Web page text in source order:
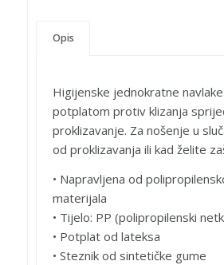
Opis
Higijenske jednokratne
potplatom protiv klizanja
proklizavanje. Za nošenje u
od proklizavanja ili kad želite
• Napravljena od
materijala
• Tijelo: PP (polipropilenski
• Potplat od lateksa
• Steznik od sintetičke gume